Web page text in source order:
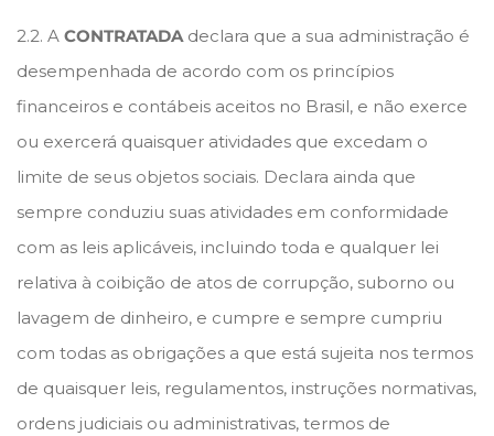
2.2. A CONTRATADAdeclara que a sua administração é
desempenhada de acordo com os princípios
financeiros e contábeis aceitos no Brasil, e não exerce
ou exercerá quaisquer atividades que excedam o
limite de seus objetos sociais. Declara ainda que
sempre conduziu suas atividades em conformidade
com as leis aplicáveis, incluindo toda e qualquer lei
relativa à coibição de atos de corrupção, suborno ou
lavagem de dinheiro, e cumpre e sempre cumpriu
com todas as obrigações a que está sujeita nos termos
de quaisquer leis, regulamentos, instruções normativas,
ordens judiciais ou administrativas, termos de